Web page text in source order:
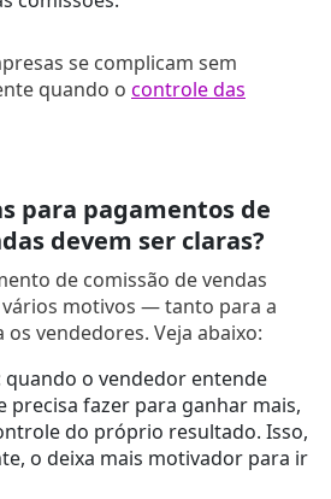
se complicam sem
quando o controle das
para pagamentos de
devem ser claras?
de comissão de vendas
motivos — tanto para a
vendedores. Veja abaixo:
quando o vendedor entende
precisa fazer para ganhar mais,
do próprio resultado. Isso,
o deixa mais motivador para ir